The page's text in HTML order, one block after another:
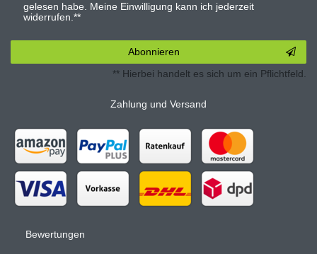
gelesen habe. Meine Einwilligung kann ich jederzeit
widerrufen.**
Abonnieren
** Hierbei handelt es sich um ein Pflichtfeld.
Zahlung und Versand
Bewertungen